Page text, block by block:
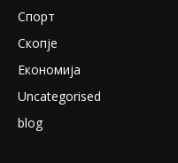
Спорт
Скопје
Економија
Uncategorised
blog